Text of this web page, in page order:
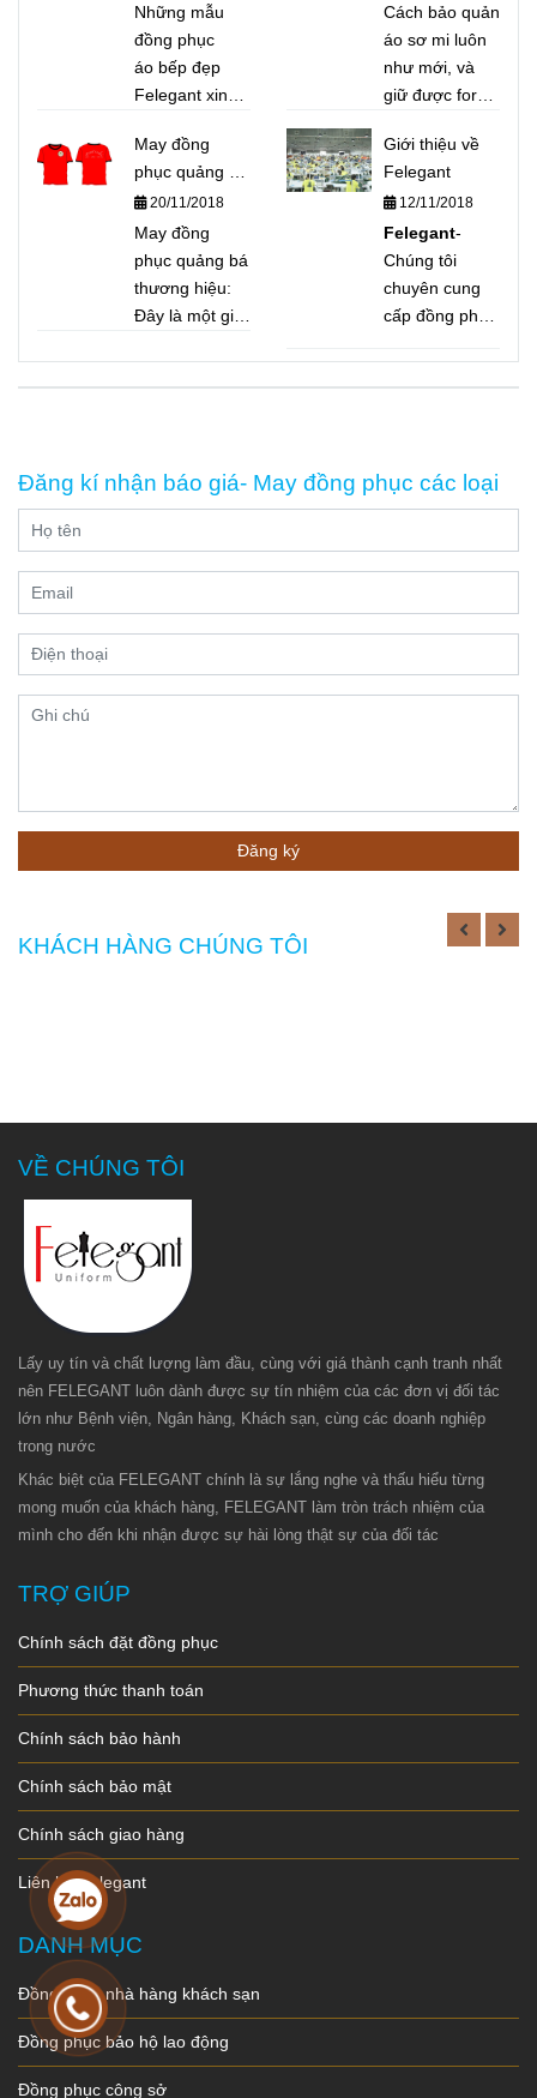
phân biệt áo
thun giá rẻ,
chất lượng
"rởm"
nghiệp...Felegant
xin giới thiệu để
quý khách hàng
bộ Size áo bếp
nhất để tham
khảo.
Những mẫu
đồng phục
áo bếp đẹp
Felegant xin
số mẫu điển
hình và thông
dụng bên dưới,
để quý khách
tiện tham khảo
Cách bảo quản
áo sơ mi luôn
như mới, và
giữ được form
May đồng
phục quảng bá
thương hiệu
20/11/2018
May đồng
phục quảng bá
thương hiệu:
Đây là một giải
hiệu nhanh
chóng và phủ
Giới thiệu về
Felegant
12/11/2018
Felegant-
Chúng tôi
chuyên cung
cấp đồng phục
Tư vấn, may
mẫu hoàn toàn
nghiệm may
sẽ cung cấp
cho bạn giải
dáng sang
bảo hành các
sau khi giao,
nếu lỗi sản
Đăng kí nhận báo giá- May đồng phục các loại
Đăng ký
KHÁCH HÀNG CHÚNG TÔI
VỀ CHÚNG TÔI
Lấy uy tín và chất lượng làm đầu, cùng với giá thành cạnh tranh nhất
nên FELEGANT luôn dành được sự tín nhiệm của các đơn vị đối tác
lớn như Bệnh viện, Ngân hàng, Khách sạn, cùng các doanh nghiệp
trong nước
Khác biệt của FELEGANT chính là sự lắng nghe và thấu hiểu từng
mong muốn của khách hàng, FELEGANT làm tròn trách nhiệm của
mình cho đến khi nhận được sự hài lòng thật sự của đối tác
TRỢ GIÚP
Chính sách đặt đồng phục
Phương thức thanh toán
Chính sách bảo hành
Chính sách bảo mật
Chính sách giao hàng
Liên hệ Felegant
DANH MỤC
Đồng phục nhà hàng khách sạn
Đồng phục bảo hộ lao động
Đồng phục công sở